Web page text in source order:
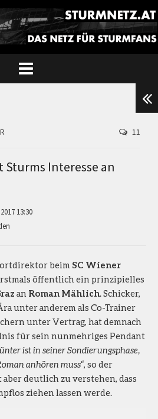
11
Sturms Interesse an
13:30
beim SC Wiener
öffentlich ein prinzipielles
an Roman Mählich. Schicker,
unter anderem als Co-Trainer
unter Vertrag, hat demnach
für sein nunmehriges Pendant
ist in seiner Sondierungsphase,
anhören muss“, so der
deutlich zu verstehen, dass
ziehen lassen werde.